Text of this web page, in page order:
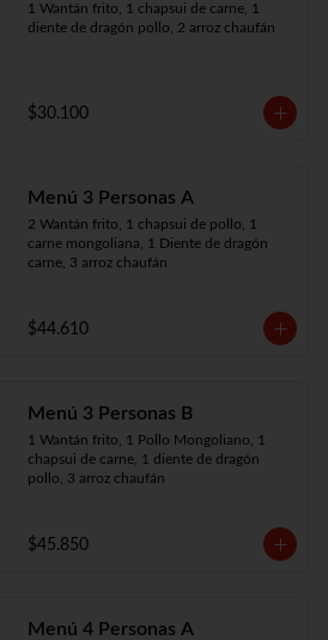
1 Wantán frito, 1 chapsui de carne, 1
diente de dragón pollo, 2 arroz chaufán
$30.100
Menú 3 Personas A
2 Wantán frito, 1 chapsui de pollo, 1
carne mongoliana, 1 Diente de dragón
carne, 3 arroz chaufán
$44.610
Menú 3 Personas B
1 Wantán frito, 1 Pollo Mongoliano, 1
chapsui de carne, 1 diente de dragón
pollo, 3 arroz chaufán
$45.850
Menú 4 Personas A